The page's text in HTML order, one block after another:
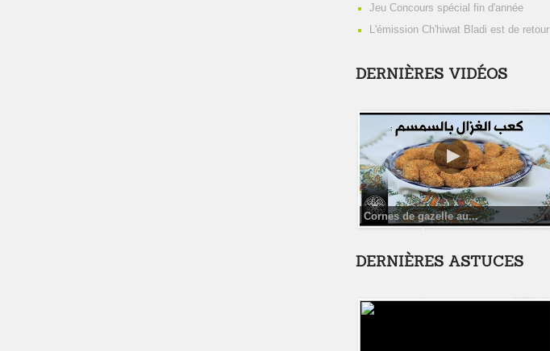
Jeu Concours spécial fin d'année
L'émission Ch'hiwat Bladi est de retour
DERNIÈRES VIDÉOS
Cornes de gazelle au...
DERNIÈRES ASTUCES